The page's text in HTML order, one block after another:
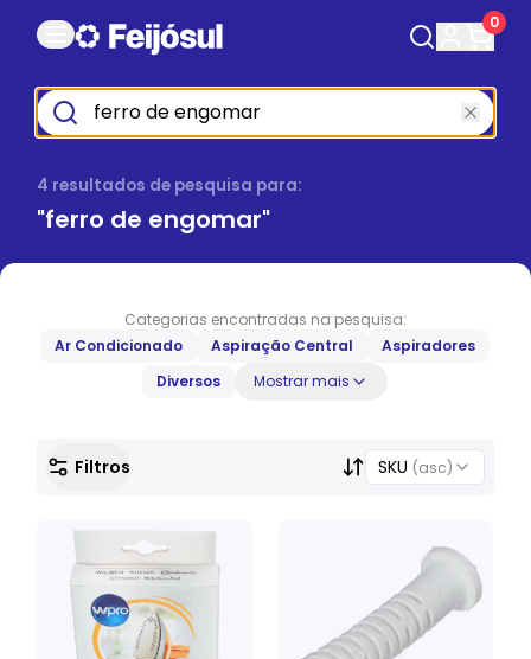
0
4 resultados de pesquisa para:
"ferro de engomar"
Categorias encontradas na pesquisa:
Ar Condicionado
Aspiração Central
Aspiradores
Diversos
Mostrar mais
Filtros SKU (asc)